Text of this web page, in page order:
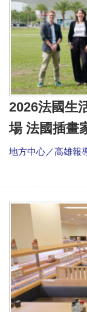
2026法國生
場 法國插畫
地方中心／高雄報